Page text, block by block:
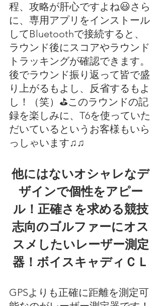
程、攻略が肝心ですよね😃さら
に、専用アプリをインストール
してBluetoothで接続すると、
ラウンド後にスコアやラウンド
トラッキングが確認できます。
後でラウンド振り返って皆で盛
り上がるもよし、反省するもよ
し！（笑）⛳このラウンドの記
録を楽しみに、T6を使っていた
だいているというお客様もいら
っしゃいます♫♫
他にはないオシャレなデ
ザインで個性をアピー
ル！正確さを求める競技
志向のゴルファーにオス
スメしたいレーザー測定
器！ボイスキャディＣＬ
GPSよりも正確に距離を測定可